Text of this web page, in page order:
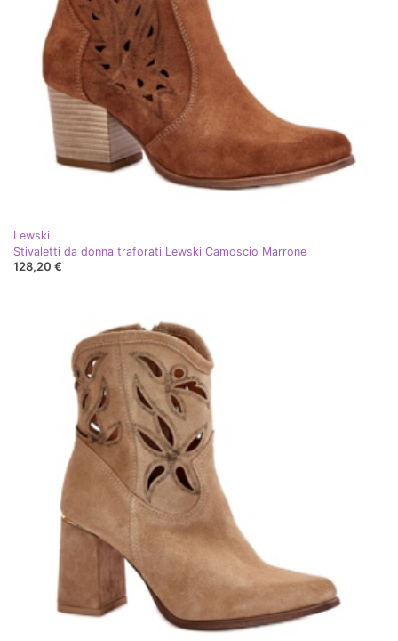
Lewski
Stivaletti da donna traforati Lewski Camoscio Marrone
128,20 €